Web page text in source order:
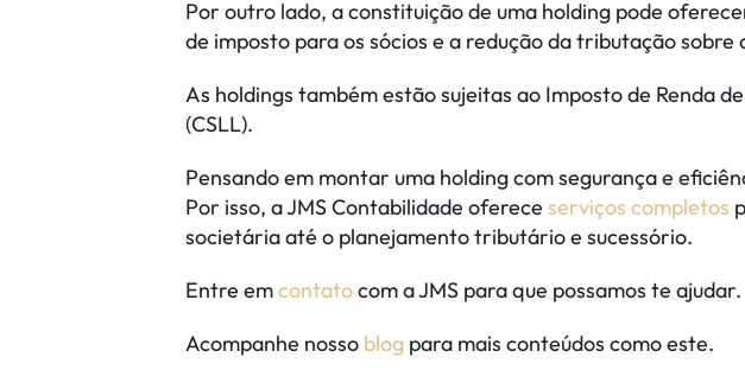
Por outro lado, a constituição de uma holding pode
de imposto para os sócios e a redução da tributação
As holdings também estão sujeitas ao Imposto de Renda
(CSLL).
Pensando em montar uma holding com segurança e
Por isso, a JMS Contabilidade oferece serviços completos
societária até o planejamento tributário e sucessório.
Entre emcontatocom a JMS para que possamos te ajudar.
Acompanhe nosso blog para mais conteúdos como este.